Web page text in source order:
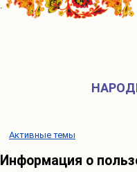
Активные темы
Информация о